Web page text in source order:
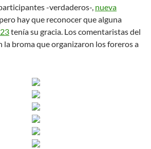
-verdaderos-, nueva
pero hay que reconocer que alguna
tenía su gracia. Los comentaristas del
la broma que organizaron los foreros a